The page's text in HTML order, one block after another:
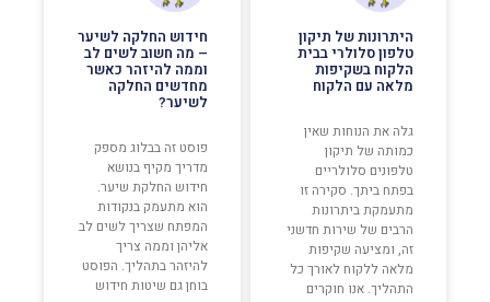
היתרונות של תיקון
טלפון סלולרי בבית
הלקוח בשקיפות
מלאה עם הלקוח
גלה את הנוחות שאין
כמותה של תיקון
טלפונים סלולריים
בפתח ביתך. סקירה זו
מתעמקת ביתרונות
הרבים של שירות חדשני
זה, ומציעה שקיפות
מלאה ללקוח לאורך כל
התהליך. אנו חוקרים
חידוש החלקה לשיער
– מה חשוב לשים לב
וממה להיזהר כאשר
מחדשים החלקה
לשיער?
פוסט זה בבלוג מספק
מדריך מקיף בנושא
חידוש החלקת שיער.
הוא מתעמק בנקודות
המפתח שצריך לשים לב
אליהן וממה צריך
להיזהר בתהליך. הפוסט
בוחן גם שיטות חידוש